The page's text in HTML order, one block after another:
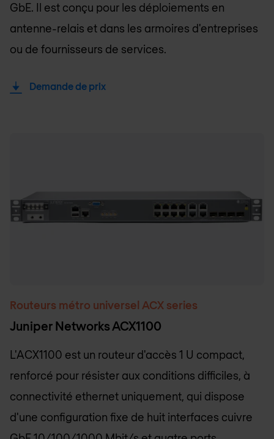
GbE. Il est conçu pour les déploiements en
antenne-relais et dans les armoires d'entreprises
ou de fournisseurs de services.
Demande de prix
Routeurs métro universel ACX series
Juniper Networks ACX1100
L'ACX1100 est un routeur d'accès 1 U compact,
renforcé pour résister aux conditions difficiles, à
connectivité ethernet uniquement, qui dispose
d'une configuration fixe de huit interfaces cuivre